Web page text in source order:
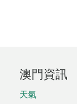
澳門資訊
天氣